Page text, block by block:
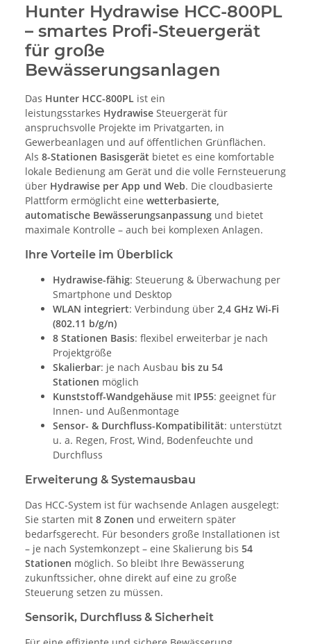
Hunter Hydrawise HCC-800PL
– smartes Profi-Steuergerät
für große
Bewässerungsanlagen
Das Hunter HCC-800PL ist ein
leistungsstarkes Hydrawise Steuergerät für
anspruchsvolle Projekte im Privatgarten, in
Gewerbeanlagen und auf öffentlichen Grünflächen.
Als 8-Stationen Basisgerät bietet es eine komfortable
lokale Bedienung am Gerät und die volle Fernsteuerung
über Hydrawise per App und Web. Die cloudbasierte
Plattform ermöglicht eine wetterbasierte,
automatische Bewässerungsanpassung und bietet
maximale Kontrolle – auch bei komplexen Anlagen.
Ihre Vorteile im Überblick
Hydrawise-fähig: Steuerung & Überwachung per
Smartphone und Desktop
WLAN integriert: Verbindung über 2,4 GHz Wi-Fi
(802.11 b/g/n)
8 Stationen Basis: flexibel erweiterbar je nach
Projektgröße
Skalierbar: je nach Ausbau bis zu 54
Stationen möglich
Kunststoff-Wandgehäuse mit IP55: geeignet für
Innen- und Außenmontage
Sensor- & Durchfluss-Kompatibilität: unterstützt
u. a. Regen, Frost, Wind, Bodenfeuchte und
Durchfluss
Erweiterung & Systemausbau
Das HCC-System ist für wachsende Anlagen ausgelegt:
Sie starten mit 8 Zonen und erweitern später
bedarfsgerecht. Für besonders große Installationen ist
– je nach Systemkonzept – eine Skalierung bis 54
Stationen möglich. So bleibt Ihre Bewässerung
zukunftssicher, ohne direkt auf eine zu große
Steuerung setzen zu müssen.
Sensorik, Durchfluss & Sicherheit